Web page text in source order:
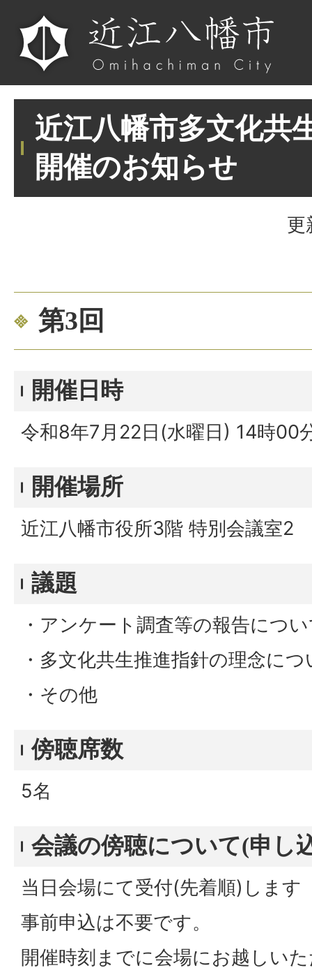
近江八幡市多文化共
開催のお知らせ
更
第3回
開催日時
令和8年7月22日(水曜日) 14時00
開催場所
近江八幡市役所3階 特別会議室2
議題
・アンケート調査等の報告につ
・多文化共生推進指針の理念につ
・その他
傍聴席数
5名
会議の傍聴について(申し
当日会場にて受付(先着順)します
事前申込は不要です。
開催時刻までに会場にお越しい